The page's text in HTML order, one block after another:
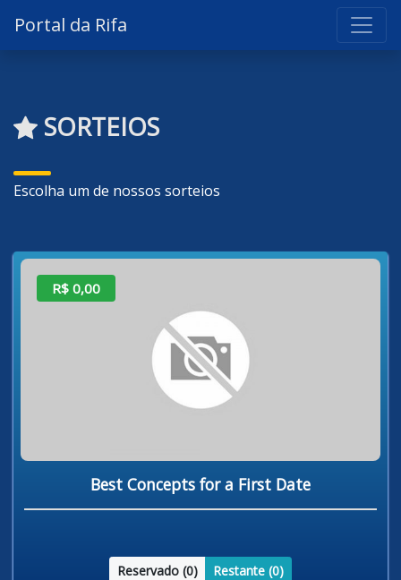
Portal da Rifa
SORTEIOS
Escolha um de nossos sorteios
R$ 0,00
Best Concepts for a First Date
Reservado (0) Restante (0)